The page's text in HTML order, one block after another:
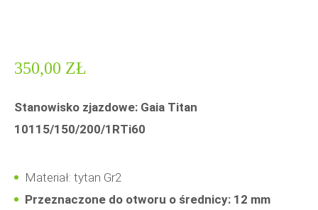
350,00 ZŁ
Stanowisko zjazdowe: Gaia Titan
10115/150/200/1RTi60
Materiał: tytan Gr2
Przeznaczone do otworu o średnicy: 12 mm